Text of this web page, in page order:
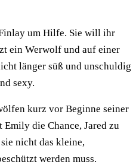
um Hilfe. Sie will ihr
ein Werwolf und auf einer
länger süß und unschuldig
sexy.
kurz vor Beginne seiner
die Chance, Jared zu
nicht das kleine,
werden muss.